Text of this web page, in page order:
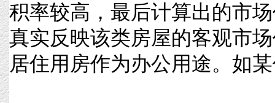
积率较高，最后计算出的市
真实反映该类房屋的客观
居住用房作为办公用途。如